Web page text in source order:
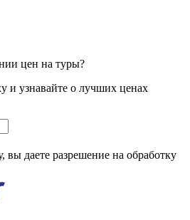
цен на туры?
и узнавайте о лучших ценах
даете разрешение на обработку